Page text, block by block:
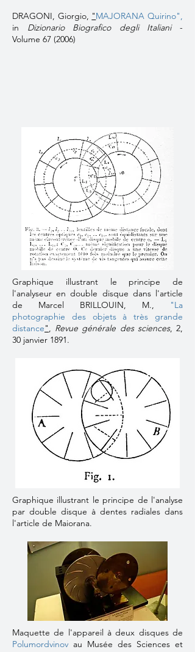
DRAGONI, Giorgio, "MAJORANA Quirino",
in Dizionario Biografico degli Italiani -
Volume 67 (2006)
Graphique illustrant le principe de
l'analyseur en double disque dans l'article
de Marcel BRILLOUIN, M.,
"La
photographie des objets à très grande
distance", Revue générale des sciences, 2,
30 janvier 1891.
Graphique illustrant le principe de l'analyse
par double disque à dentes radiales dans
l'article de Maiorana.
Maquette de l'appareil à deux disques de
Polumordvinov au Musée des Sciences et